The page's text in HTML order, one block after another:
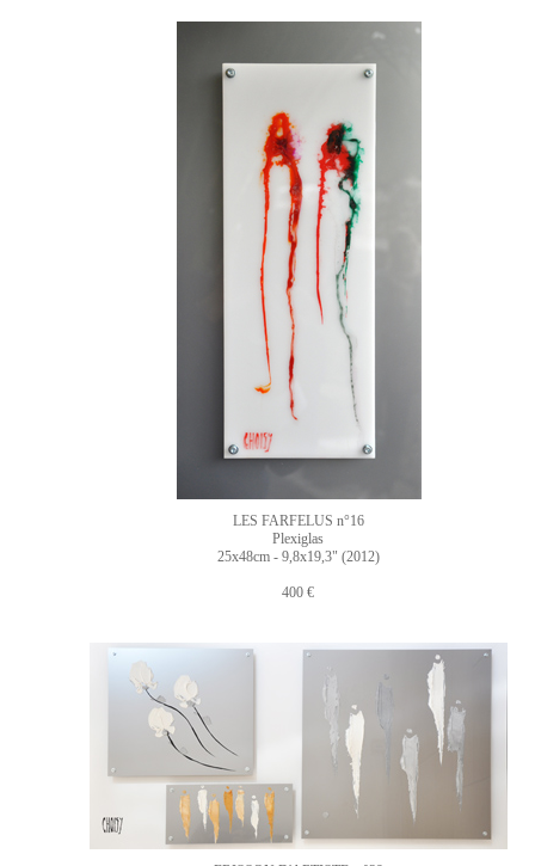
LES FARFELUS n°16
Plexiglas
25x48cm - 9,8x19,3" (2012)
400 €